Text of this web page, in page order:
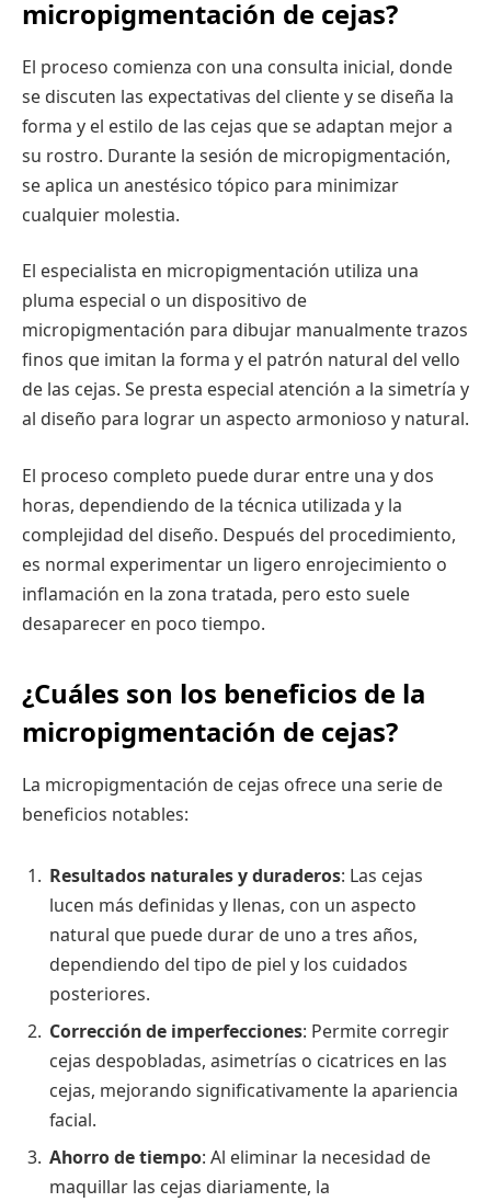
micropigmentación de cejas?
El proceso comienza con una consulta inicial, donde
se discuten las expectativas del cliente y se diseña la
forma y el estilo de las cejas que se adaptan mejor a
su rostro. Durante la sesión de micropigmentación,
se aplica un anestésico tópico para minimizar
cualquier molestia.
El especialista en micropigmentación utiliza una
pluma especial o un dispositivo de
micropigmentación para dibujar manualmente trazos
finos que imitan la forma y el patrón natural del vello
de las cejas. Se presta especial atención a la simetría y
al diseño para lograr un aspecto armonioso y natural.
El proceso completo puede durar entre una y dos
horas, dependiendo de la técnica utilizada y la
complejidad del diseño. Después del procedimiento,
es normal experimentar un ligero enrojecimiento o
inflamación en la zona tratada, pero esto suele
desaparecer en poco tiempo.
¿Cuáles son los beneficios de la
micropigmentación de cejas?
La micropigmentación de cejas ofrece una serie de
beneficios notables:
Resultados naturales y duraderos: Las cejas
lucen más definidas y llenas, con un aspecto
natural que puede durar de uno a tres años,
dependiendo del tipo de piel y los cuidados
posteriores.
Corrección de imperfecciones: Permite corregir
cejas despobladas, asimetrías o cicatrices en las
cejas, mejorando significativamente la apariencia
facial.
Ahorro de tiempo: Al eliminar la necesidad de
maquillar las cejas diariamente, la